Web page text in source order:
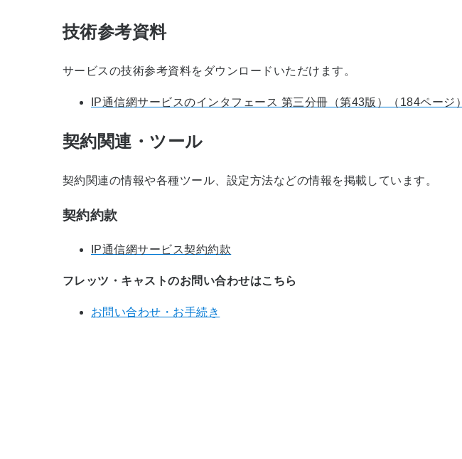
技術参考資料
サービスの技術参考資料をダウンロードいただけます。
IP通信網サービスのインタフェース 第三分冊（第43版）（184ページ）
契約関連・ツール
契約関連の情報や各種ツール、設定方法などの情報を掲載しています。
契約約款
IP通信網サービス契約約款
フレッツ・キャストのお問い合わせはこちら
お問い合わせ・お手続き